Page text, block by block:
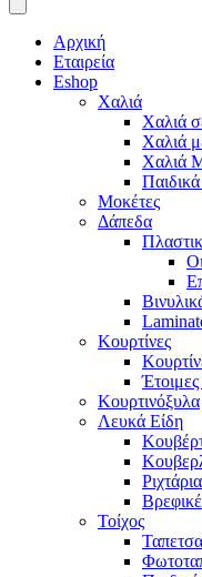
Αρχική
Εταιρεία
Eshop
Χαλιά
Χαλιά
Χαλιά
Χαλιά
Μοκέτες
Δάπεδα
Κουρτίνες
Κουρτινόξυλα
Λευκά Είδη
Ριχτάρια
Τοίχος